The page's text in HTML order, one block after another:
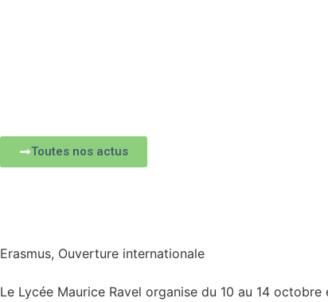
Toutes nos actus
Erasmus, Ouverture internationale
Le Lycée Maurice Ravel organise du 10 au 14